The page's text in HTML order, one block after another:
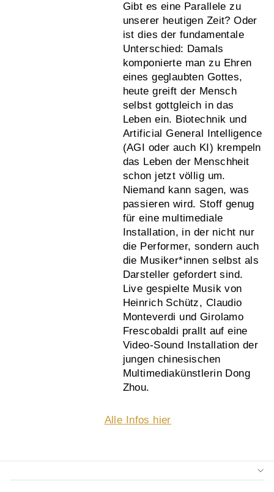
Gibt es eine Parallele zu
unserer heutigen Zeit? Oder
ist dies der fundamentale
Unterschied: Damals
komponierte man zu Ehren
eines geglaubten Gottes,
heute greift der Mensch
selbst gottgleich in das
Leben ein. Biotechnik und
Artificial General Intelligence
(AGI oder auch KI) krempeln
das Leben der Menschheit
schon jetzt völlig um.
Niemand kann sagen, was
passieren wird. Stoff genug
für eine multimediale
Installation, in der nicht nur
die Performer, sondern auch
die Musiker*innen selbst als
Darsteller gefordert sind.
Live gespielte Musik von
Heinrich Schütz, Claudio
Monteverdi und Girolamo
Frescobaldi prallt auf eine
Video-Sound Installation der
jungen chinesischen
Multimediakünstlerin Dong
Zhou.
Alle Infos hier